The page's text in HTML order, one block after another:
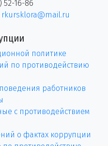
52-16-86
rkursklora@mail.ru
политике
по противодействию
работников
с противодействием
о фактах коррупции